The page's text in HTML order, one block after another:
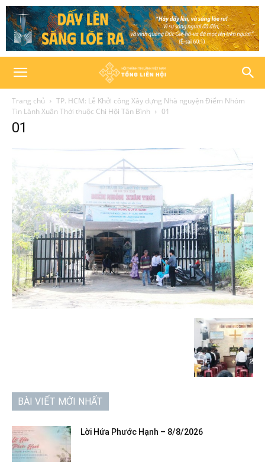
Trang chủ
TP. HCM: Lễ Khởi công Xây dựng Nhà nguyện Điểm Nhóm
Tin Lành Xuân Thới thuộc Chi Hội Tân Bình
01
01
BÀI VIẾT MỚI NHẤT
Lời Hứa Phước Hạnh – 8/8/2026